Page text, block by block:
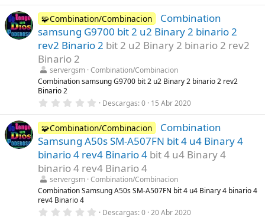
(
s
)
0
0
e
s
t
r
l
l
a
s
🧩Combination/Combinacion
Combination
samsung G9700 bit 2 u2 Binary 2 binario 2
rev2 Binario 2 bit 2 u2 Binary 2 binario 2 rev2
Binario 2
servergsm Combination/Combinacion
Combination samsung G9700 bit 2 u2 Binary 2 binario 2 rev2
Binario 2
0
0
0
e
s
t
r
e
l
l
a
s
Descargas 0 15 Abr 2020
🧩Combination/Combinacion
Combination
Samsung A50s SM-A507FN bit 4 u4 Binary 4
binario 4 rev4 Binario 4 bit 4 u4 Binary 4
binario 4 rev4 Binario 4
servergsm Combination/Combinacion
Combination Samsung A50s SM-A507FN bit 4 u4 Binary 4 binario 4
rev4 Binario 4
0 Descargas 0 20 Abr 2020